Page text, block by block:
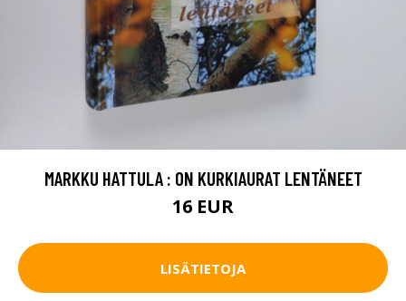
MARKKU HATTULA : ON KURKIAURAT LENTÄNEET
16 EUR
LISÄTIETOJA